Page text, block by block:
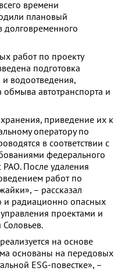
времени
плановый
работ по проекту
подготовка
водоотведения,
обмыва автотранспорта и
приведение их к
оператору по
в соответствии с
федерального
После удаления
работ по
– рассказал
и радиационно опасных
проектами и
на основе
основаны на передовых
ESG-повестке», –